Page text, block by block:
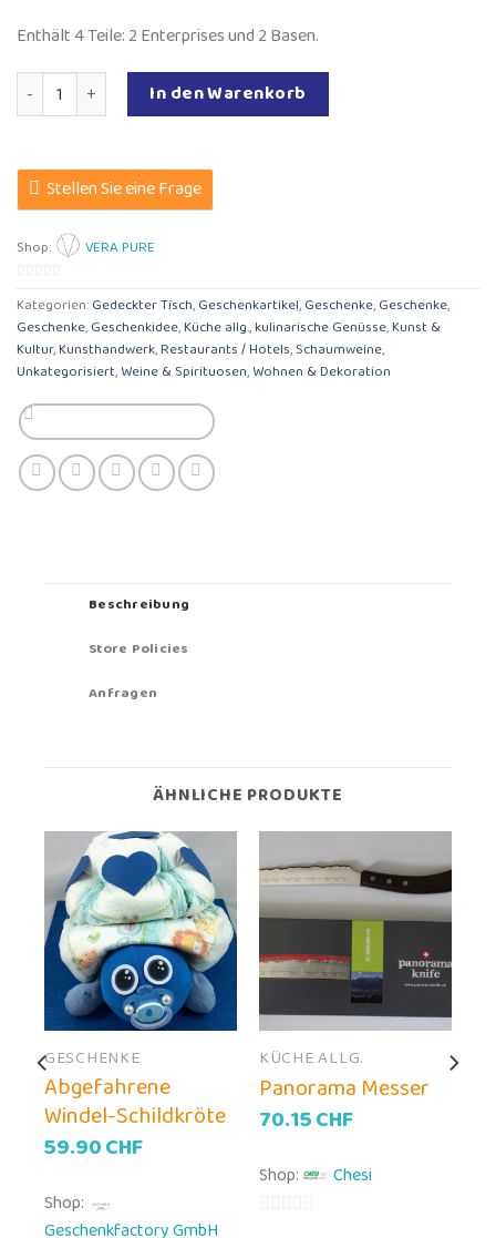
Enthält 4 Teile: 2 Enterprises und 2 Basen.
SinStella Amuse Bouche Menge
In den Warenkorb
Stellen Sie eine Frage
Shop: VERA PURE
0
von
5
Kategorien:Gedeckter Tisch,Geschenkartikel,Geschenke,Geschenke,
Geschenke,Geschenkidee,Küche allg.,kulinarische Genüsse,Kunst &
Kultur,Kunsthandwerk,Restaurants / Hotels,Schaumweine,
Unkategorisiert,Weine & Spirituosen,Wohnen & Dekoration
Beschreibung
Store Policies
Anfragen
ÄHNLICHE PRODUKTE
GESCHENKE
Abgefahrene
Windel-Schildkröte
59.90CHF
Shop:
Geschenkfactory GmbH
KÜCHE ALLG.
Panorama Messer
70.15CHF
Shop: Chesi